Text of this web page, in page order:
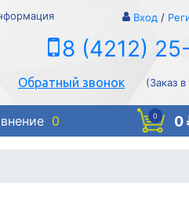
Вход /
8 (4212)
Обратный звонок (Заказ
0 0 0